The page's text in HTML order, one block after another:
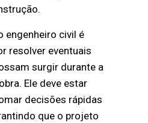
engenheiro civil é
resolver eventuais
surgir durante a
Ele deve estar
decisões rápidas
que o projeto